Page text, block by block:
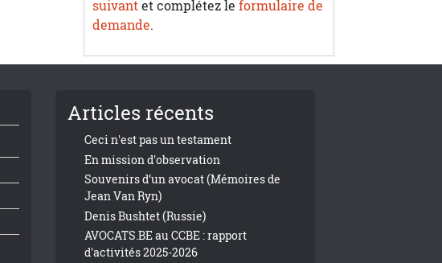
suivantet complétez leformulaire de
demande.
Articles récents
Ceci n'est pas un testament
En mission d'observation
Souvenirs d’un avocat (Mémoires de
Jean Van Ryn)
Denis Bushtet (Russie)
AVOCATS.BE au CCBE : rapport
d'activités 2025-2026